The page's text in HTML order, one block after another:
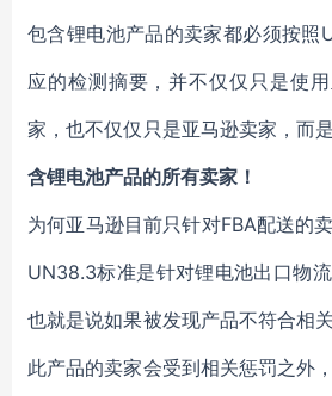
包含锂电池产品的卖家都必须按照
应的检测摘要，并不仅仅只是使
家，也不仅仅只是亚马逊卖家，而
含锂电池产品的所有卖家！
为何亚马逊目前只针对FBA配送的
UN38.3标准是针对锂电池出口物
也就是说如果被发现产品不符合相
此产品的卖家会受到相关惩罚之外